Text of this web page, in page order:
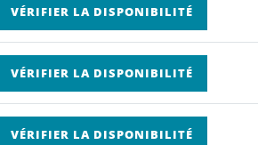
VÉRIFIER LA DISPONIBILITÉ
VÉRIFIER LA DISPONIBILITÉ
VÉRIFIER LA DISPONIBILITÉ